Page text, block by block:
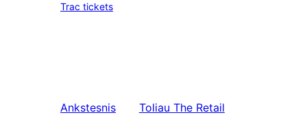
Trac tickets
Ankstesnis
Toliau The Retail